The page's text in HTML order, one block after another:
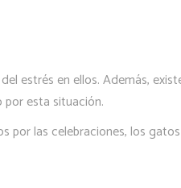
estrés en ellos. Además,
esta situación.
por las celebraciones, los